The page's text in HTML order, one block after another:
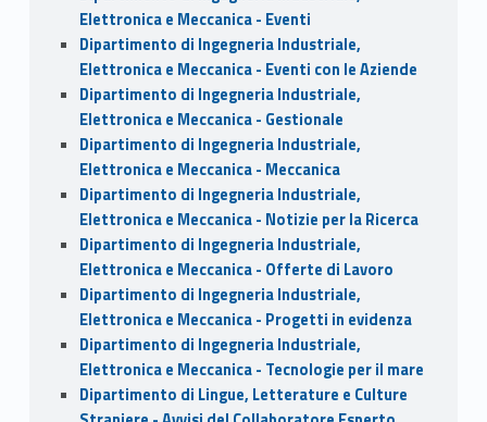
Elettronica e Meccanica - Eventi
Dipartimento di Ingegneria Industriale,
Elettronica e Meccanica - Eventi con le Aziende
Dipartimento di Ingegneria Industriale,
Elettronica e Meccanica - Gestionale
Dipartimento di Ingegneria Industriale,
Elettronica e Meccanica - Meccanica
Dipartimento di Ingegneria Industriale,
Elettronica e Meccanica - Notizie per la Ricerca
Dipartimento di Ingegneria Industriale,
Elettronica e Meccanica - Offerte di Lavoro
Dipartimento di Ingegneria Industriale,
Elettronica e Meccanica - Progetti in evidenza
Dipartimento di Ingegneria Industriale,
Elettronica e Meccanica - Tecnologie per il mare
Dipartimento di Lingue, Letterature e Culture